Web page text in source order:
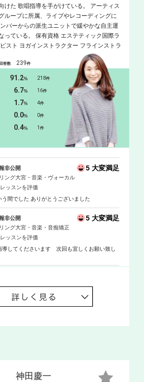
けた 歌唱指導を手がけている。 アーティス
ループに所属、ライブやレコーディングに
バーからの派生ユニットで緩やかな自主運
っている。 保有資格 エステティック国際ラ
スト ヨガインストラクター フラインストラ
答数 239件
91.2% 218件
6.7% 16件
1.7% 4件
0.0% 0件
0.4% 1件
非公開 5 大変満足
ング大宮・音楽・ヴォーカル
ッスンを評価
間でした ありがとうございました
非公開 5 大変満足
ング大宮・音楽・音痴矯正
ッスンを評価
導してくださいます 次回も宜しくお願い致し
神田慶一